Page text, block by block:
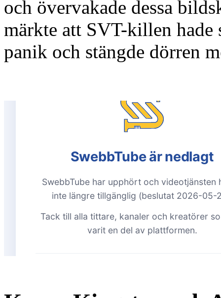
och övervakade dessa
märkte att SVT-killen hade
panik och stängde dörren